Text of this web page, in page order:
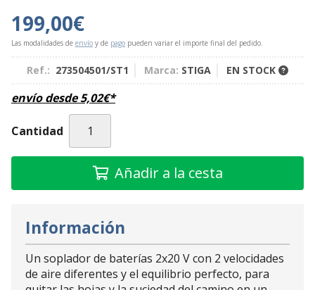
199,00€
Las modalidades de envío y de pago pueden variar el importe final del pedido.
Ref.: 273504501/ST1 Marca: STIGA EN STOCK
envío desde5,02€*
Cantidad
Añadir a la cesta
Información
Un soplador de baterías 2x20 V con 2 velocidades
de aire diferentes y el equilibrio perfecto, para